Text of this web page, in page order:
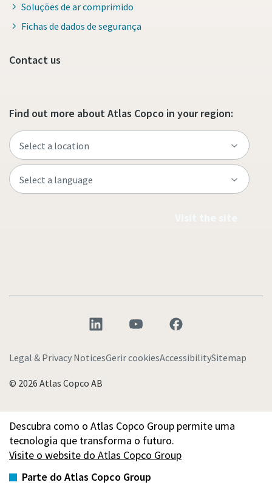
Soluções de ar comprimido
Fichas de dados de segurança
Contact us
Find out more about Atlas Copco in your region:
Legal & Privacy NoticesGerir cookiesAccessibilitySitemap
© 2026 Atlas Copco AB
Descubra como o Atlas Copco Group permite uma
tecnologia que transforma o futuro.
Visite o website do Atlas Copco Group
Parte do Atlas Copco Group